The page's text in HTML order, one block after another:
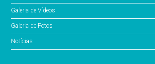
Galeria de Vídeos
Galeria de Fotos
Notícias